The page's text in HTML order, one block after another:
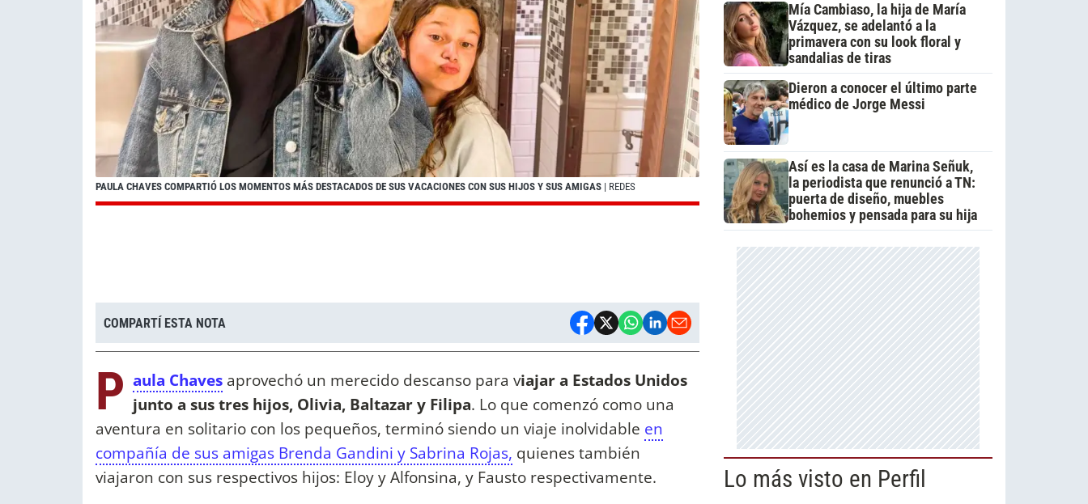
PAULA CHAVES COMPARTIÓ LOS MOMENTOS MÁS DESTACADOS DE SUS VACACIONES CON SUS HIJOS Y SUS AMIGAS | REDES
COMPARTÍ ESTA NOTA
P aula Chaves aprovechó un merecido descanso para viajar a Estados Unidos
junto a sus tres hijos, Olivia, Baltazar y Filipa. Lo que comenzó como una
aventura en solitario con los pequeños, terminó siendo un viaje inolvidable en
compañía de sus amigas Brenda Gandini y Sabrina Rojas, quienes también
viajaron con sus respectivos hijos: Eloy y Alfonsina, y Fausto respectivamente.
Mía Cambiaso, la hija de María
Vázquez, se adelantó a la
primavera con su look floral y
sandalias de tiras
Dieron a conocer el último parte
médico de Jorge Messi
Así es la casa de Marina Señuk,
la periodista que renunció a TN:
puerta de diseño, muebles
bohemios y pensada para su hija
Lo más visto en Perfil